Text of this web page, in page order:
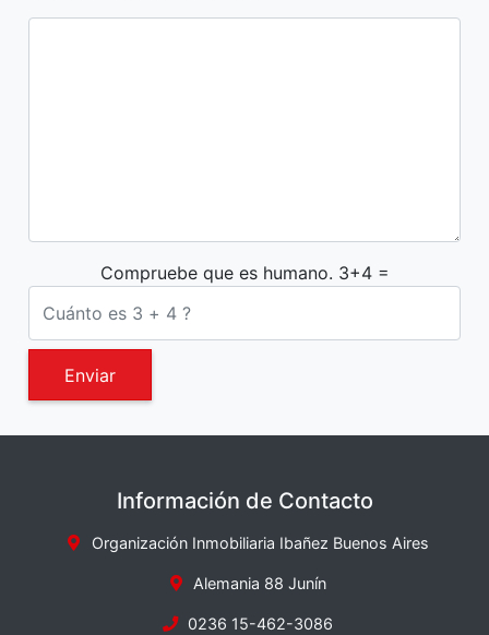
Compruebe que es humano. 3+4 =
Enviar
Información de Contacto
Organización Inmobiliaria Ibañez Buenos Aires
Alemania 88 Junín
0236 15-462-3086